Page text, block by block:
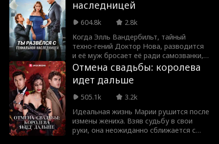
найти своё счастье.
наследницей
604.8k
2.8k
Когда Элль Вандербильт, тайный
техно-гений Доктор Нова, разводится
и её муж бросает её ради самозванки,
она внезапно выходит замуж за
красивого незнакомца Роя Гранта -
только чтобы обнаружить, что он
главный соперник её бывшего. Вместе
Элль и Рой сражаются с её неверным
бывшим и фальшивым Доктором
Новой за крупнейший в мире
технологический контракт.
Отмена свадьбы: королева
идет дальше
505.1k
3.2k
Идеальная жизнь Марии рушится после
измены жениха. Взяв судьбу в свои
руки, она неожиданно сближается с